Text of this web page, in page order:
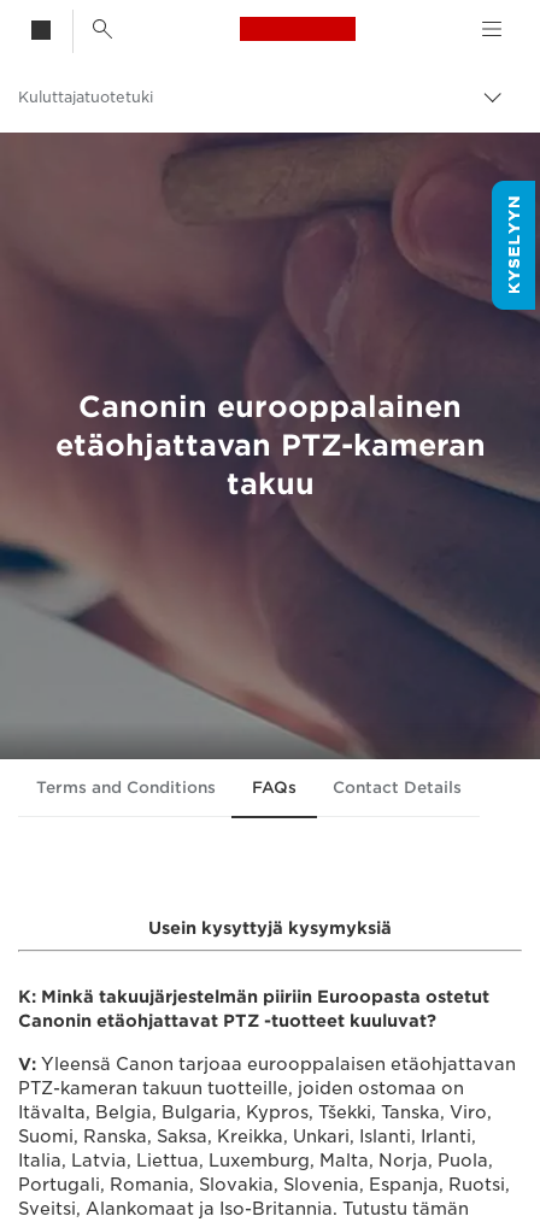
Canon Logo, back
Kuluttajatuotetuki
Canonin eurooppalainen
etäohjattavan PTZ-kameran
takuu
Terms and Conditions FAQs Contact Details
Usein kysyttyjä kysymyksiä
K: Minkä takuujärjestelmän piiriin Euroopasta ostetut
Canonin etäohjattavat PTZ -tuotteet kuuluvat?
V: Yleensä Canon tarjoaa eurooppalaisen etäohjattavan
PTZ-kameran takuun tuotteille, joiden ostomaa on
Itävalta, Belgia, Bulgaria, Kypros, Tšekki, Tanska, Viro,
Suomi, Ranska, Saksa, Kreikka, Unkari, Islanti, Irlanti,
Italia, Latvia, Liettua, Luxemburg, Malta, Norja, Puola,
Portugali, Romania, Slovakia, Slovenia, Espanja, Ruotsi,
Sveitsi, Alankomaat ja Iso-Britannia. Tutustu tämän